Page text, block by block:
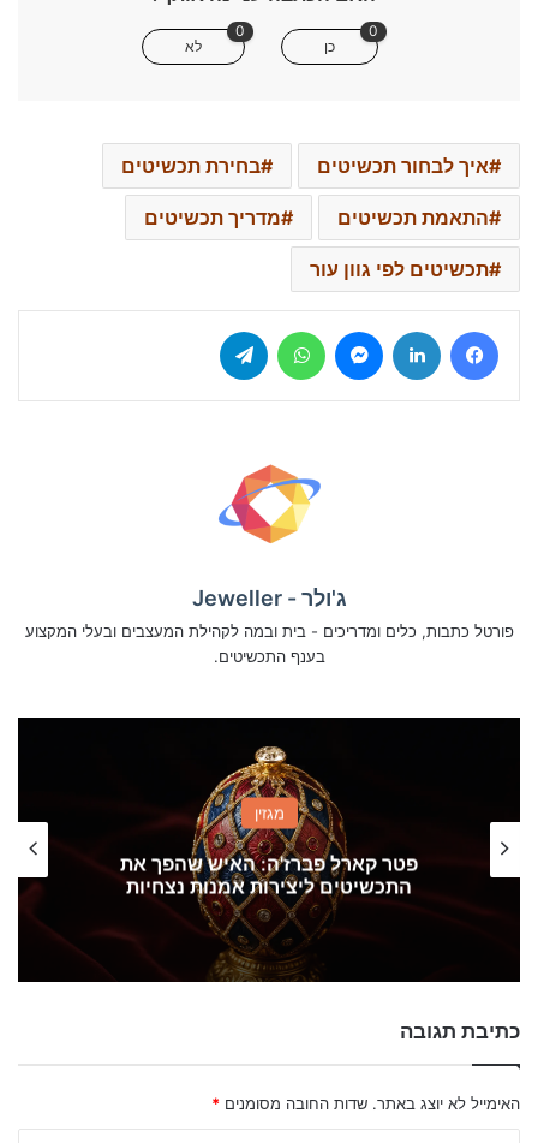
כן
0
לא
0
איך לבחור תכשיטים בחירת תכשיטים
התאמת תכשיטים מדריך תכשיטים
תכשיטים לפי גוון עור
Facebook
LinkedIn
Messenger
WhatsApp
ג'ולר - Jeweller
פורטל כתבות, כלים ומדריכים - בית ובמה לקהילת המעצבים ובעלי המקצוע
בענף התכשיטים.
מגזין
המדריך לבחירת תכשיטים לגבר: איך לשלב
סטייל עם אישיות
כתיבת תגובה
האימייל לא יוצג באתר. שדות החובה מסומנים *